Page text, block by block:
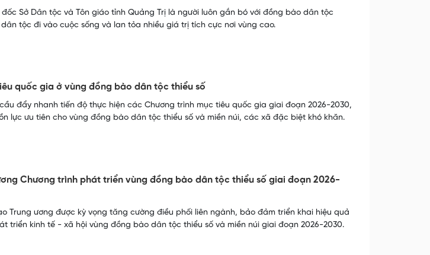
đốc Sở Dân tộc và Tôn giáo tỉnh Quảng Trị là người luôn gắn bó với đồng bào dân tộc
tộc đi vào cuộc sống và lan tỏa nhiều giá trị tích cực nơi vùng cao.
quốc gia ở vùng đồng bào dân tộc thiểu số
đẩy nhanh tiến độ thực hiện các Chương trình mục tiêu quốc gia giai đoạn 2026-2030,
lực ưu tiên cho vùng đồng bào dân tộc thiểu số và miền núi, các xã đặc biệt khó khăn.
Chương trình phát triển vùng đồng bào dân tộc thiểu số giai đoạn 2026-
Trung ương được kỳ vọng tăng cường điều phối liên ngành, bảo đảm triển khai hiệu quả
triển kinh tế - xã hội vùng đồng bào dân tộc thiểu số và miền núi giai đoạn 2026-2030.